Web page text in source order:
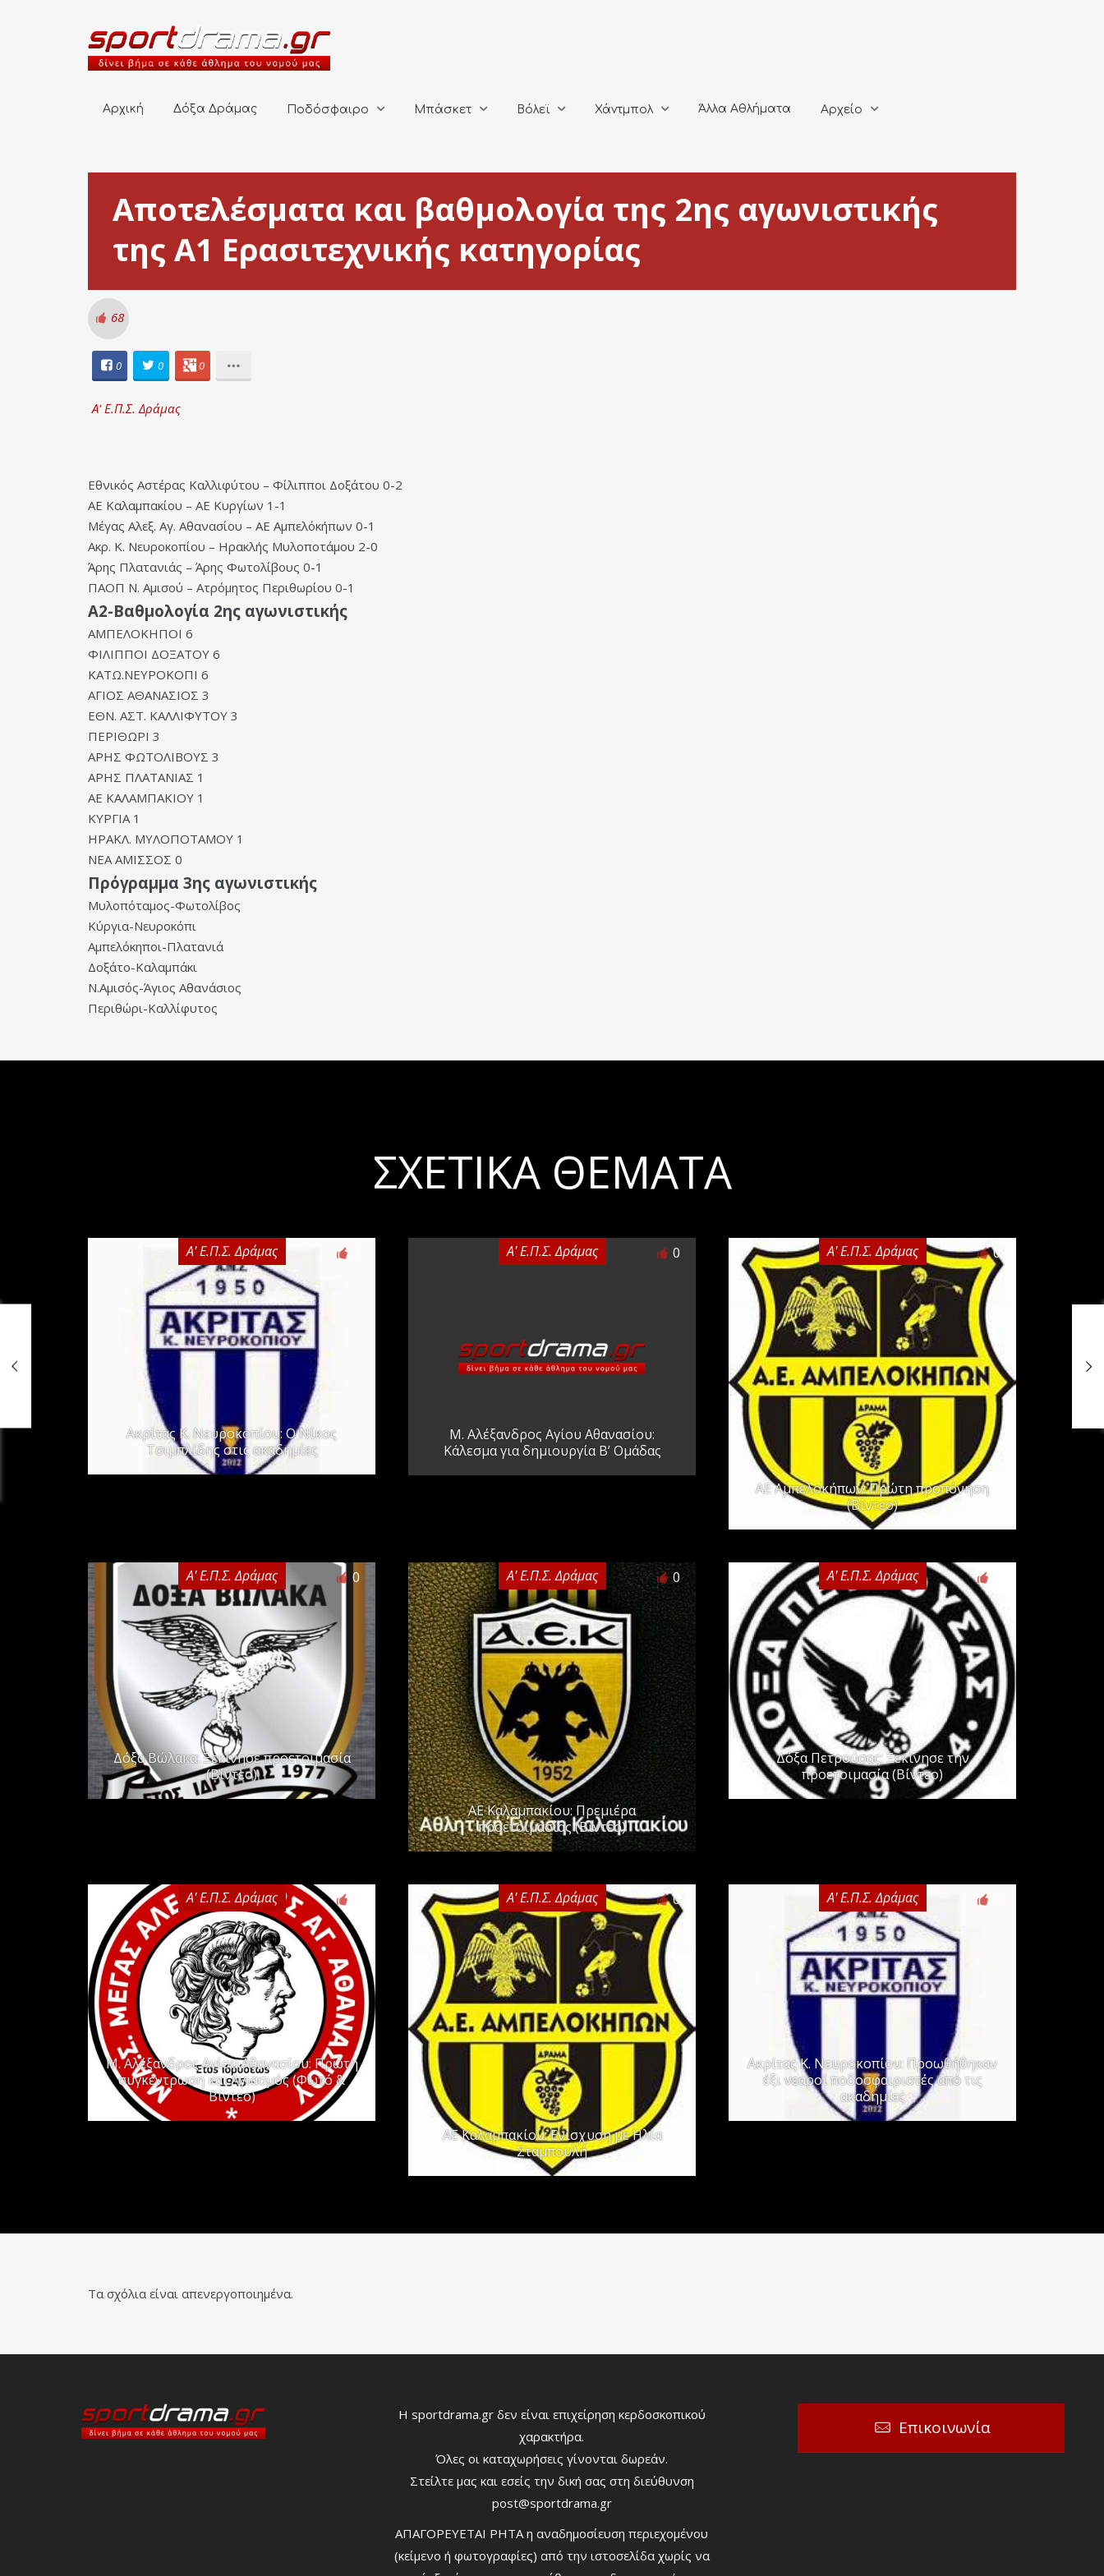
Αρχική Δόξα Δράμας Ποδόσφαιρο Μπάσκετ Βόλεϊ Χάντμπολ Άλλα Αθλήματα Αρχείο
Αποτελέσματα και βαθμολογία της 2ης αγωνιστικής
της Α1 Ερασιτεχνικής κατηγορίας
68
0 0 0
Α' Ε.Π.Σ. Δράμας
Εθνικός Αστέρας Καλλιφύτου – Φίλιπποι Δοξάτου 0-2
ΑΕ Καλαμπακίου – ΑΕ Κυργίων 1-1
Μέγας Αλεξ. Αγ. Αθανασίου – ΑΕ Αμπελόκήπων 0-1
Ακρ. Κ. Νευροκοπίου – Ηρακλής Μυλοποτάμου 2-0
Άρης Πλατανιάς – Άρης Φωτολίβους 0-1
ΠΑΟΠ Ν. Αμισού – Ατρόμητος Περιθωρίου 0-1
Α2-Βαθμολογία 2ης αγωνιστικής
ΑΜΠΕΛΟΚΗΠΟΙ 6
ΦΙΛΙΠΠΟΙ ΔΟΞΑΤΟΥ 6
ΚΑΤΩ.ΝΕΥΡΟΚΟΠΙ 6
ΑΓΙΟΣ ΑΘΑΝΑΣΙΟΣ 3
ΕΘΝ. ΑΣΤ. ΚΑΛΛΙΦΥΤΟΥ 3
ΠΕΡΙΘΩΡΙ 3
ΑΡΗΣ ΦΩΤΟΛΙΒΟΥΣ 3
ΑΡΗΣ ΠΛΑΤΑΝΙΑΣ 1
ΑΕ ΚΑΛΑΜΠΑΚΙΟΥ 1
ΚΥΡΓΙΑ 1
ΗΡΑΚΛ. ΜΥΛΟΠΟΤΑΜΟΥ 1
ΝΕΑ ΑΜΙΣΣΟΣ 0
Πρόγραμμα 3ης αγωνιστικής
Μυλοπόταμος-Φωτολίβος
Κύργια-Νευροκόπι
Αμπελόκηποι-Πλατανιά
Δοξάτο-Καλαμπάκι
Ν.Αμισός-Άγιος Αθανάσιος
Περιθώρι-Καλλίφυτος
ΣΧΕΤΙΚΆ ΘΈΜΑΤΑ
Α' Ε.Π.Σ. Δράμας
Ακρίτας Κ. Νευροκοπίου: Ο Νίκος
Τσιμπλίδης στις ακαδημίες
Α' Ε.Π.Σ. Δράμας 0
Μ. Αλέξανδρος Αγίου Αθανασίου:
Κάλεσμα για δημιουργία Β’ Ομάδας
Α' Ε.Π.Σ. Δράμας 0
ΑΕ Αμπελοκήπων: Πρώτη προπόνηση
(Βίντεο)
Α' Ε.Π.Σ. Δράμας 0
Δόξα Βώλακα: Ξεκίνησε προετοιμασία
(Βίντεο)
Α' Ε.Π.Σ. Δράμας 0
ΑΕ Καλαμπακίου: Πρεμιέρα
προετοιμασίας (Βίντεο)
Α' Ε.Π.Σ. Δράμας
Δόξα Πετρούσας: Ξεκίνησε την
προετοιμασία (Βίντεο)
Α' Ε.Π.Σ. Δράμας
Μ. Αλέξανδρος Αγίου Αθανασίου: Πρώτη
συγκέντρωση και Αγιασμός (Φωτό &
Βίντεο)
Α' Ε.Π.Σ. Δράμας 0
ΑΕ Καλαμπακίου: Ενίσχυση με Ηλία
Σταμπουλή
Α' Ε.Π.Σ. Δράμας
Ακρίτας Κ. Νευροκοπίου: Προωθήθηκαν
έξι νεαροί ποδοσφαιριστές από τις
ακαδημίες
Τα σχόλια είναι απενεργοποιημένα.
Η sportdrama.gr δεν είναι επιχείρηση κερδοσκοπικού
χαρακτήρα.
Όλες οι καταχωρήσεις γίνονται δωρεάν.
Στείλτε μας και εσείς την δική σας στη διεύθυνση
post@sportdrama.gr
ΑΠΑΓΟΡΕΥΕΤΑΙ ΡΗΤΑ η αναδημοσίευση περιεχομένου
(κείμενο ή φωτογραφίες) από την ιστοσελίδα χωρίς να
Επικοινωνία